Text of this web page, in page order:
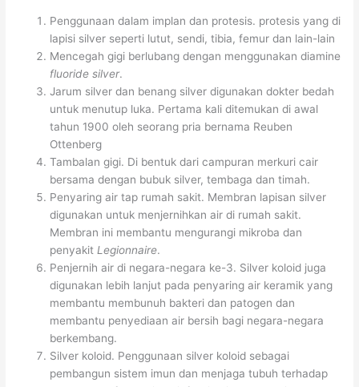
Penggunaan dalam implan dan protesis. protesis yang di
lapisi silver seperti lutut, sendi, tibia, femur dan lain-lain
Mencegah gigi berlubang dengan menggunakan diamine
fluoride silver.
Jarum silver dan benang silver digunakan dokter bedah
untuk menutup luka. Pertama kali ditemukan di awal
tahun 1900 oleh seorang pria bernama Reuben
Ottenberg
Tambalan gigi. Di bentuk dari campuran merkuri cair
bersama dengan bubuk silver, tembaga dan timah.
Penyaring air tap rumah sakit. Membran lapisan silver
digunakan untuk menjernihkan air di rumah sakit.
Membran ini membantu mengurangi mikroba dan
penyakit Legionnaire.
Penjernih air di negara-negara ke-3. Silver koloid juga
digunakan lebih lanjut pada penyaring air keramik yang
membantu membunuh bakteri dan patogen dan
membantu penyediaan air bersih bagi negara-negara
berkembang.
Silver koloid. Penggunaan silver koloid sebagai
pembangun sistem imun dan menjaga tubuh terhadap